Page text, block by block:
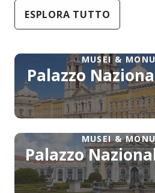
ESPLORA TUTTO
MUSEI &
Palazzo
MUSEI &
Palazzo